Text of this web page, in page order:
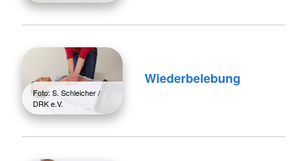
Foto: S. Schleicher /
DRK e.V.
Wiederbelebung